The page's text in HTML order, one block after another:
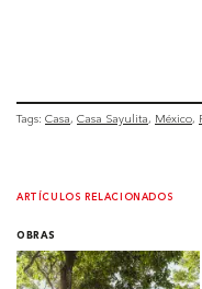
Tags: Casa Casa Sayulita México
ARTÍCULOS RELACIONADOS
OBRAS